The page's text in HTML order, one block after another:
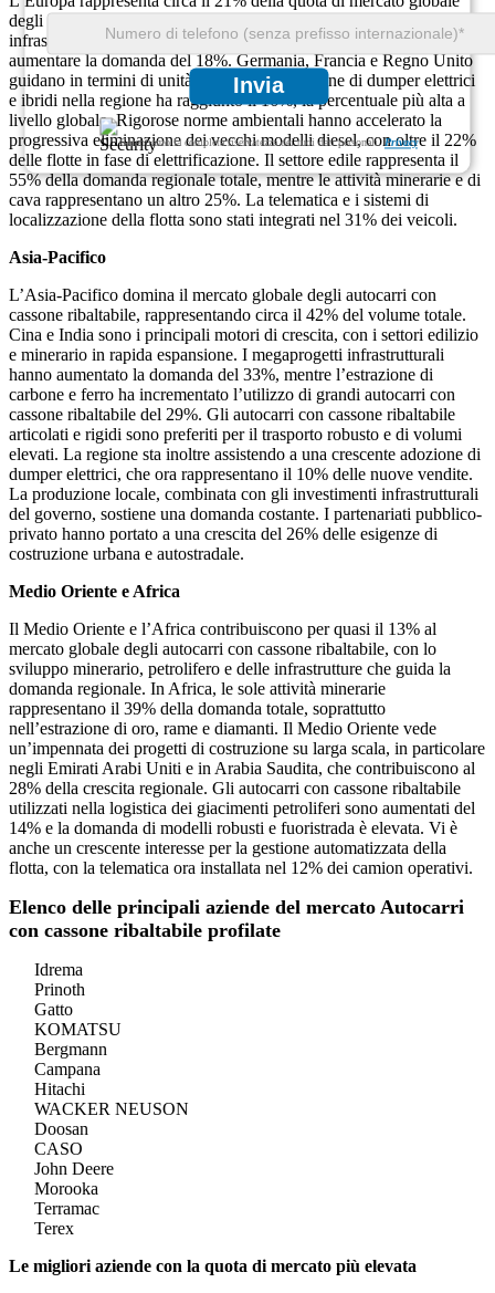
Invia
Garantiamo la completa riservatezza dei tuoi dati personali.Privacy
degli autocarri con cassone ribaltabile. L’espansione delle
infrastrutture urbane e i progetti di città intelligenti hanno fatto
aumentare la domanda del 18%. Germania, Francia e Regno Unito
guidano in termini di unità schierate. L’adozione di dumper elettrici
e ibridi nella regione ha raggiunto il 16%, la percentuale più alta a
livello globale. Rigorose norme ambientali hanno accelerato la
progressiva eliminazione dei vecchi modelli diesel, con oltre il 22%
delle flotte in fase di elettrificazione. Il settore edile rappresenta il
55% della domanda regionale totale, mentre le attività minerarie e di
cava rappresentano un altro 25%. La telematica e i sistemi di
localizzazione della flotta sono stati integrati nel 31% dei veicoli.
Asia-Pacifico
L’Asia-Pacifico domina il mercato globale degli autocarri con
cassone ribaltabile, rappresentando circa il 42% del volume totale.
Cina e India sono i principali motori di crescita, con i settori edilizio
e minerario in rapida espansione. I megaprogetti infrastrutturali
hanno aumentato la domanda del 33%, mentre l’estrazione di
carbone e ferro ha incrementato l’utilizzo di grandi autocarri con
cassone ribaltabile del 29%. Gli autocarri con cassone ribaltabile
articolati e rigidi sono preferiti per il trasporto robusto e di volumi
elevati. La regione sta inoltre assistendo a una crescente adozione di
dumper elettrici, che ora rappresentano il 10% delle nuove vendite.
La produzione locale, combinata con gli investimenti infrastrutturali
del governo, sostiene una domanda costante. I partenariati pubblico-
privato hanno portato a una crescita del 26% delle esigenze di
costruzione urbana e autostradale.
Medio Oriente e Africa
Il Medio Oriente e l’Africa contribuiscono per quasi il 13% al
mercato globale degli autocarri con cassone ribaltabile, con lo
sviluppo minerario, petrolifero e delle infrastrutture che guida la
domanda regionale. In Africa, le sole attività minerarie
rappresentano il 39% della domanda totale, soprattutto
nell’estrazione di oro, rame e diamanti. Il Medio Oriente vede
un’impennata dei progetti di costruzione su larga scala, in particolare
negli Emirati Arabi Uniti e in Arabia Saudita, che contribuiscono al
28% della crescita regionale. Gli autocarri con cassone ribaltabile
utilizzati nella logistica dei giacimenti petroliferi sono aumentati del
14% e la domanda di modelli robusti e fuoristrada è elevata. Vi è
anche un crescente interesse per la gestione automatizzata della
flotta, con la telematica ora installata nel 12% dei camion operativi.
Elenco delle principali aziende del mercato Autocarri
con cassone ribaltabile profilate
Idrema
Prinoth
Gatto
KOMATSU
Bergmann
Campana
Hitachi
WACKER NEUSON
Doosan
CASO
John Deere
Morooka
Terramac
Terex
Le migliori aziende con la quota di mercato più elevata